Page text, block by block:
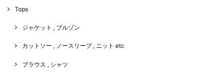
Tops
ジャケット , ブルゾン
カットソー , ノースリーブ , ニット etc
ブラウス , シャツ